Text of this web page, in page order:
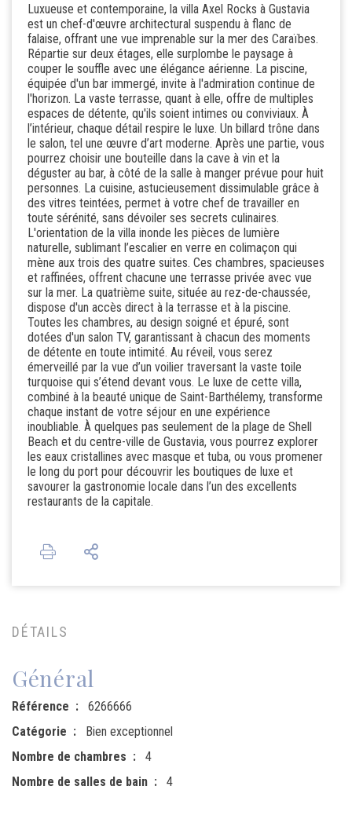
Luxueuse et contemporaine, la villa Axel Rocks à Gustavia
est un chef-d'œuvre architectural suspendu à flanc de
falaise, offrant une vue imprenable sur la mer des Caraïbes.
Répartie sur deux étages, elle surplombe le paysage à
couper le souffle avec une élégance aérienne. La piscine,
équipée d'un bar immergé, invite à l'admiration continue de
l'horizon. La vaste terrasse, quant à elle, offre de multiples
espaces de détente, qu'ils soient intimes ou conviviaux. À
l’intérieur, chaque détail respire le luxe. Un billard trône dans
le salon, tel une œuvre d’art moderne. Après une partie, vous
pourrez choisir une bouteille dans la cave à vin et la
déguster au bar, à côté de la salle à manger prévue pour huit
personnes. La cuisine, astucieusement dissimulable grâce à
des vitres teintées, permet à votre chef de travailler en
toute sérénité, sans dévoiler ses secrets culinaires.
L'orientation de la villa inonde les pièces de lumière
naturelle, sublimant l’escalier en verre en colimaçon qui
mène aux trois des quatre suites. Ces chambres, spacieuses
et raffinées, offrent chacune une terrasse privée avec vue
sur la mer. La quatrième suite, située au rez-de-chaussée,
dispose d'un accès direct à la terrasse et à la piscine.
Toutes les chambres, au design soigné et épuré, sont
dotées d'un salon TV, garantissant à chacun des moments
de détente en toute intimité. Au réveil, vous serez
émerveillé par la vue d’un voilier traversant la vaste toile
turquoise qui s’étend devant vous. Le luxe de cette villa,
combiné à la beauté unique de Saint-Barthélemy, transforme
chaque instant de votre séjour en une expérience
inoubliable. À quelques pas seulement de la plage de Shell
Beach et du centre-ville de Gustavia, vous pourrez explorer
les eaux cristallines avec masque et tuba, ou vous promener
le long du port pour découvrir les boutiques de luxe et
savourer la gastronomie locale dans l’un des excellents
restaurants de la capitale.
DÉTAILS
Général
Référence
6266666
Catégorie
Bien exceptionnel
Nombre de chambres
4
Nombre de salles de bain
4